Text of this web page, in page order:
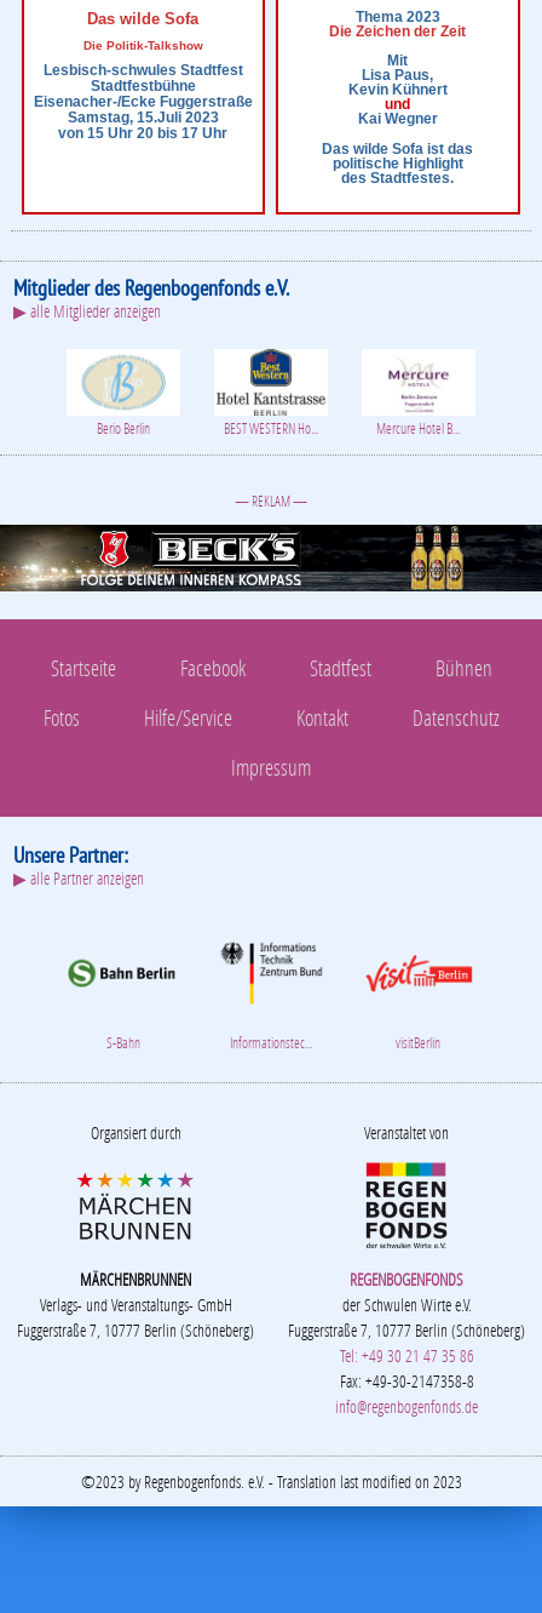
Das wilde Sofa
Die Politik-Talkshow
Lesbisch-schwules Stadtfest
Stadtfestbühne
Eisenacher-/Ecke Fuggerstraße
Samstag, 15.Juli 2023
von 15 Uhr 20 bis 17 Uhr
Thema 2023
Die Zeichen der Zeit
Mit
Lisa Paus,
Kevin Kühnert
und
Kai Wegner
Das wilde Sofa ist das
politische Highlight
des Stadtfestes.
Mitglieder des Regenbogenfonds e.V.
▶ alle Mitglieder anzeigen
Berio Berlin BEST WESTERN Ho... Mercure Hotel B...
— REKLAM —
Startseite Facebook Stadtfest
Bühnen
Fotos
Hilfe/Service Kontakt
Datenschutz
Impressum
Unsere Partner:
▶ alle Partner anzeigen
S-Bahn Informationstec... visitBerlin
Organsiert durch
MÄRCHENBRUNNEN
Verlags- und Veranstaltungs- GmbH
Fuggerstraße 7, 10777 Berlin (Schöneberg)
Veranstaltet von
REGENBOGENFONDS
der Schwulen Wirte e.V.
Fuggerstraße 7, 10777 Berlin (Schöneberg)
Tel: +49 30 21 47 35 86
Fax: +49-30-2147358-8
info@regenbogenfonds.de
©2023 by Regenbogenfonds. e.V. - Translation last modified on 2023